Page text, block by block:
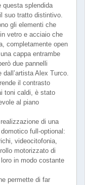
questa splendida
suo tratto distintivo.
gli elementi che
vetro e acciaio che
completamente open
cappa entrambe
due pannelli
Alex Turco.
il contrasto
toni caldi, è stato
al piano
di una
full-optional:
videocitofonia,
motorizzato di
in modo costante
permette di far